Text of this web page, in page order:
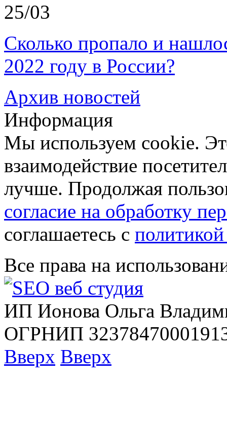
25/03
Сколько пропало и
2022 году в России?
Архив новостей
Информация
Мы используем cookie.
взаимодействие
лучше. Продолжая
согласие на обработку
соглашаетесь с
Все права на
ИП Ионова Ольга
ОГРНИП
Вверх Вверх